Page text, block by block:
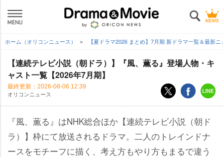
ホーム（オリコンニュース） 【夏ドラマ2026 まとめ】7月期 新ドラマ一覧＆最新
【連続テレビ小説（朝ドラ）】『風、薫る』登場人物・キ
ャスト一覧【2026年7月期】
最終更新： 2026-08-06 12:39
オリコンニュース
『風、薫る』はNHK総合ほか【連続テレビ小説（朝ド
ラ）】枠にて放送されるドラマ。二人のトレインドナ
ースをモチーフに描く、考え方もやり方もまるで違う